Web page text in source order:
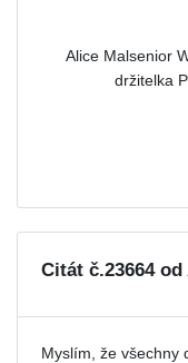
Alice Malsenior
držitelka
Citát č.23664
Myslím, že všechny